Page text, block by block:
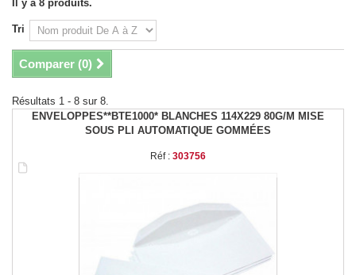
Il y a 8 produits.
Tri
Comparer (0)
Résultats 1 - 8 sur 8.
ENVELOPPES**BTE1000* BLANCHES 114X229 80G/M MISE
SOUS PLI AUTOMATIQUE GOMMÉES
Réf : 303756